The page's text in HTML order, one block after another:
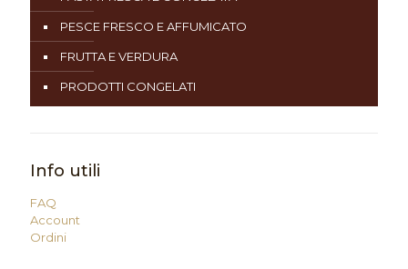
PESCE FRESCO E AFFUMICATO
FRUTTA E VERDURA
PRODOTTI CONGELATI
Info utili
FAQ
Account
Ordini